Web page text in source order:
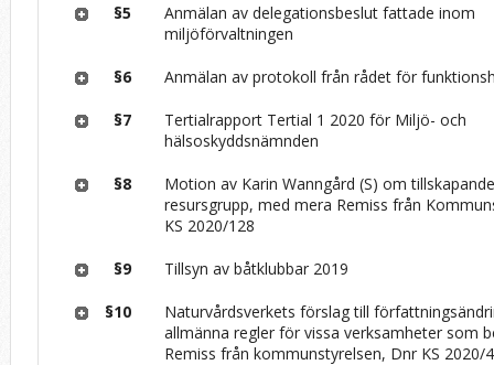
§5
Anmälan av delegationsbeslut fattade inom
miljöförvaltningen
§6 Anmälan av protokoll från rådet för
§7
Tertialrapport Tertial 1 2020 för Miljö- och
hälsoskyddsnämnden
§8
Motion av Karin Wanngård (S) om
resursgrupp, med mera Remiss från
KS 2020/128
§9 Tillsyn av båtklubbar 2019
§10
Naturvårdsverkets förslag till
allmänna regler för vissa verksamheter som
Remiss från kommunstyrelsen, Dnr KS 2020/